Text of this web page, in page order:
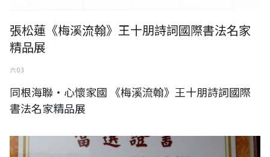
張松蓮《梅溪流翰》王十朋詩詞國際書法名家
精品展
六 03
同根海聯‧心懷家國 《梅溪流翰》王十朋詩詞國際
書法名家精品展